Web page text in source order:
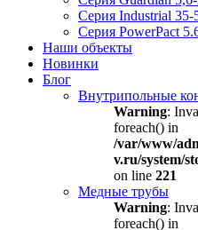
Серия Industrial
Серия PowerPact
Наши объекты
Новинки
Блог
Внутрипольные
Warning:
foreach() in
/var/www/
v.ru/system/
on line 221
Медные трубы
Warning:
foreach() in